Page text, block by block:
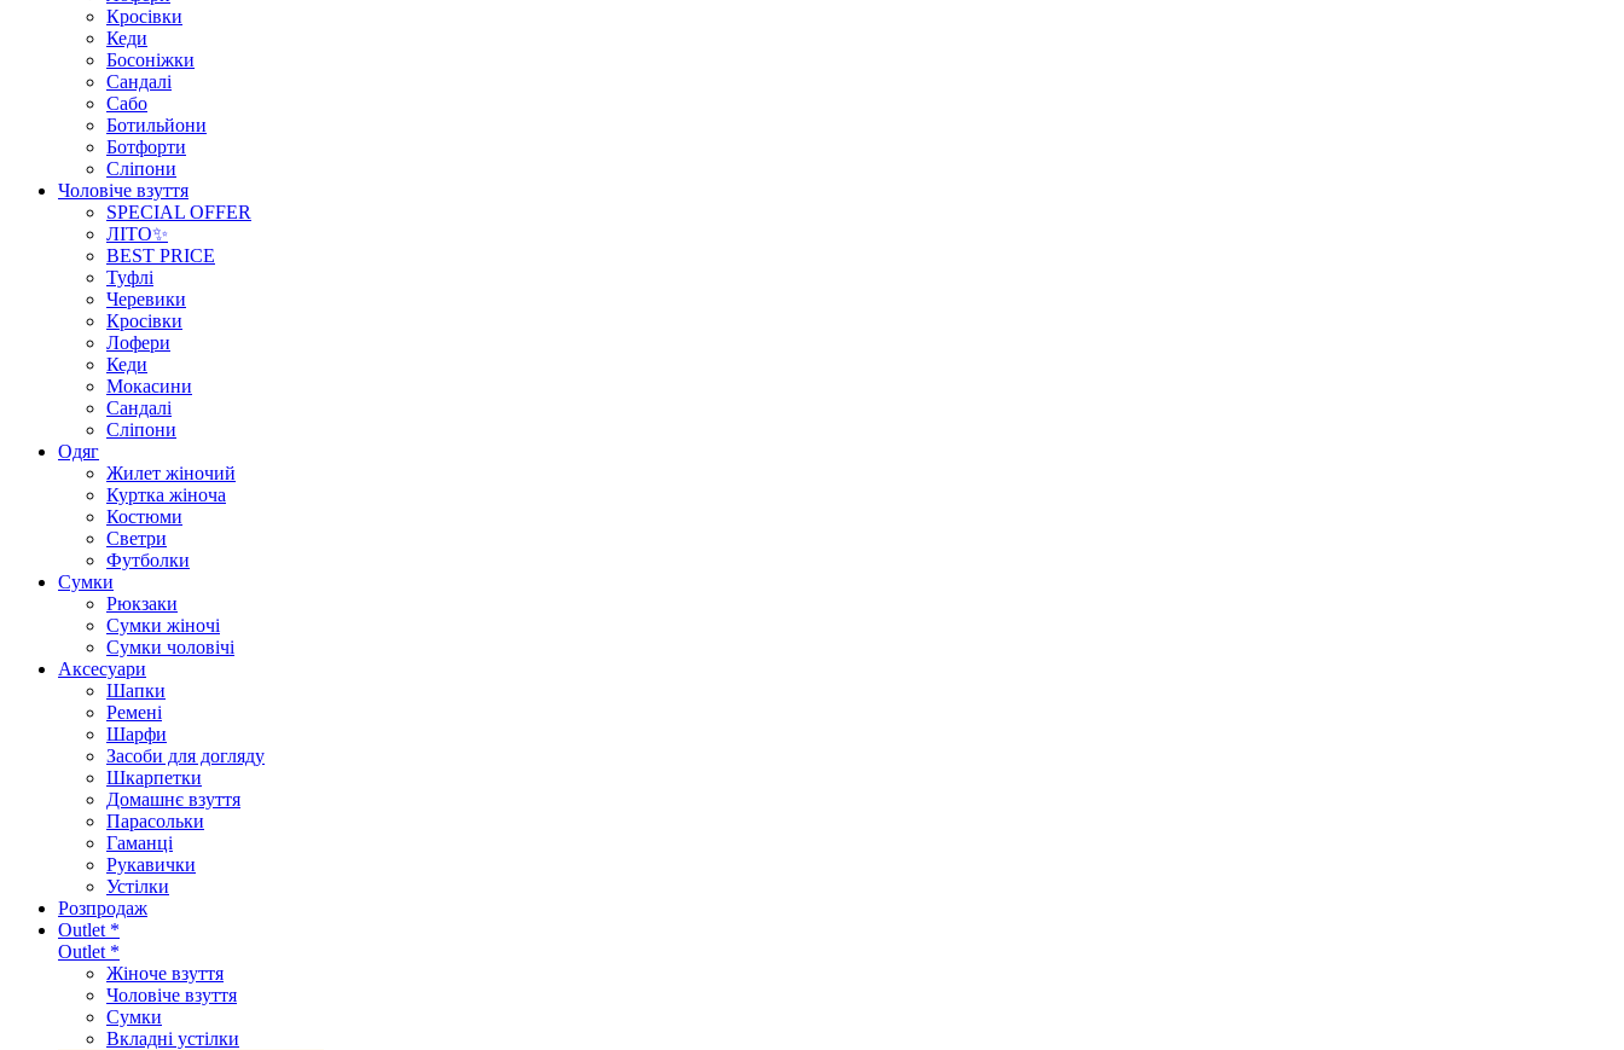
Кросівки
Кеди
Босоніжки
Сандалі
Сабо
Ботильйони
Ботфорти
Сліпони
Чоловіче взуття
SPECIAL OFFER
ЛІТО✨
BEST PRICE
Туфлі
Черевики
Кросівки
Лофери
Кеди
Мокасини
Сандалі
Сліпони
Одяг
Жилет жіночий
Куртка жіноча
Костюми
Светри
Футболки
Сумки
Рюкзаки
Сумки жіночі
Сумки чоловічі
Аксеcуари
Шапки
Ремені
Шарфи
Засоби для догляду
Шкарпетки
Домашнє взуття
Парасольки
Гаманці
Рукавички
Устілки
Розпродаж
Outlet *
Outlet *
Жіноче взуття
Чоловіче взуття
Сумки
Вкладні устілки